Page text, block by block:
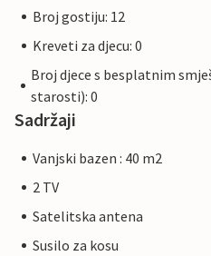
Broj gostiju: 12
Kreveti za djecu: 0
Broj djece s besplatnim
starosti): 0
Sadržaji
Vanjski bazen : 40 m2
2 TV
Satelitska antena
Susilo za kosu